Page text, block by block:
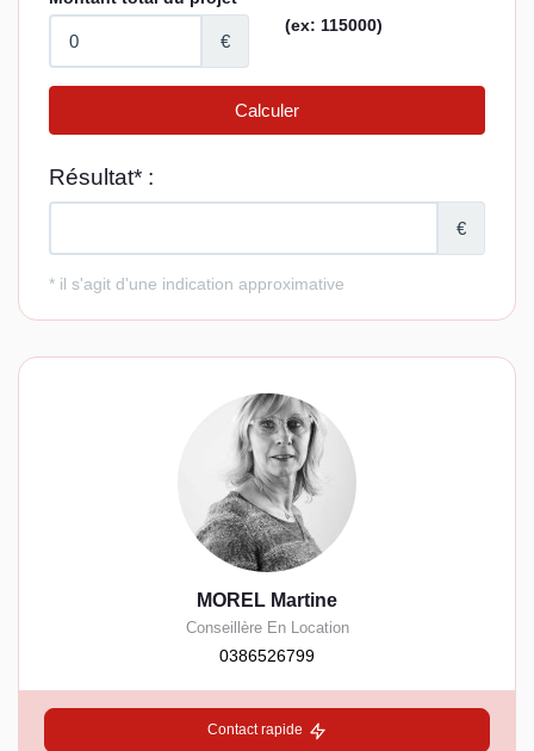
MOREL Martine
Conseillère En Location
0386526799
Contact rapide